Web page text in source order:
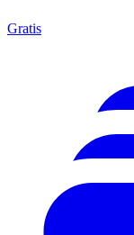
Gratis